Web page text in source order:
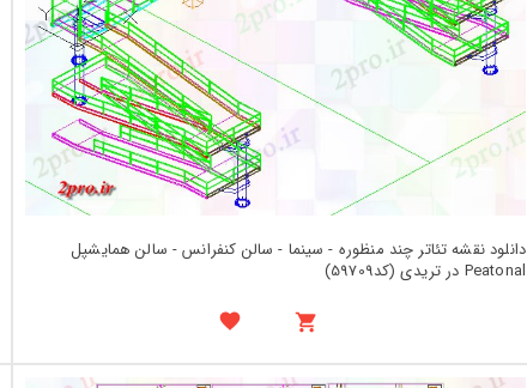
دانلود نقشه تئاتر چند منظوره - سینما - سالن کنفرانس - سالن همایشپل
Peatonal در تریدی (کد59709)